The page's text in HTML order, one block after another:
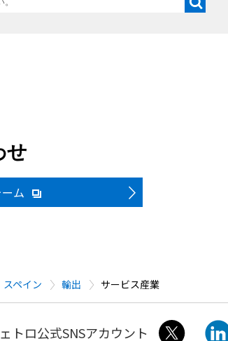
せ
ム
スペイン 輸出 サービス産業
トロ公式SNSアカウント